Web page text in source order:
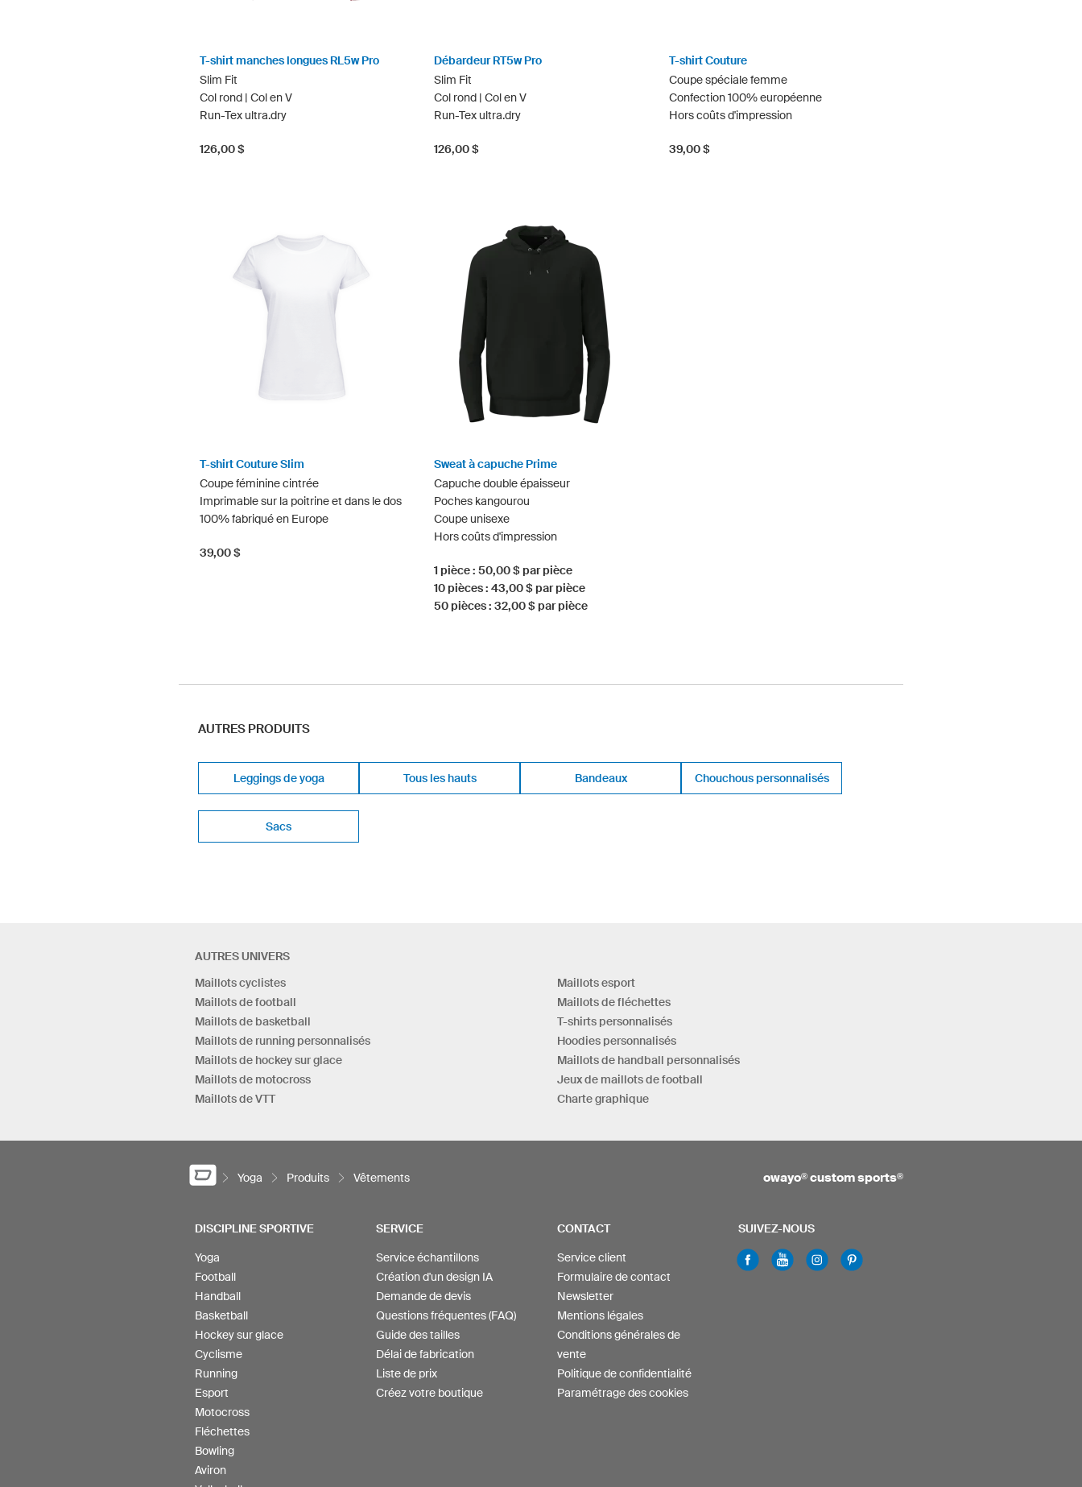
T-shirt manches longues RL5w Pro
Slim Fit
Col rond | Col en V
Run-Tex ultra.dry
126,00 $
Débardeur RT5w Pro
Slim Fit
Col rond | Col en V
Run-Tex ultra.dry
126,00 $
T-shirt Couture
Coupe spéciale femme
Confection 100% européenne
Hors coûts d'impression
39,00 $
T-shirt Couture Slim
Coupe féminine cintrée
Imprimable sur la poitrine et dans le dos
100% fabriqué en Europe
39,00 $
Sweat à capuche Prime
Capuche double épaisseur
Poches kangourou
Coupe unisexe
Hors coûts d'impression
1 pièce : 50,00 $ par pièce
10 pièces : 43,00 $ par pièce
50 pièces : 32,00 $ par pièce
AUTRES PRODUITS
Leggings de yoga Tous les hauts Bandeaux Chouchous personnalisés
Sacs
AUTRES UNIVERS
Maillots cyclistes
Maillots de football
Maillots de basketball
Maillots de running personnalisés
Maillots de hockey sur glace
Maillots de motocross
Maillots de VTT
Maillots esport
Maillots de fléchettes
T-shirts personnalisés
Hoodies personnalisés
Maillots de handball personnalisés
Jeux de maillots de football
Charte graphique
Yoga Produits Vêtements owayo® custom sports®
DISCIPLINE SPORTIVE
Yoga
Football
Handball
Basketball
Hockey sur glace
Cyclisme
Running
Esport
Motocross
Fléchettes
Bowling
Aviron
SERVICE
Service échantillons
Création d'un design IA
Demande de devis
Questions fréquentes (FAQ)
Guide des tailles
Délai de fabrication
Liste de prix
Créez votre boutique
CONTACT
Service client
Formulaire de contact
Newsletter
Mentions légales
Conditions générales de
vente
Politique de confidentialité
Paramétrage des cookies
SUIVEZ-NOUS